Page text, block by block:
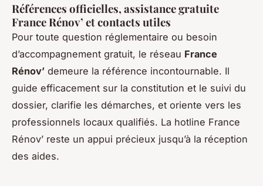
Références officielles, assistance gratuite
France Rénov’ et contacts utiles
Pour toute question réglementaire ou besoin
d’accompagnement gratuit, le réseau France
Rénov’ demeure la référence incontournable. Il
guide efficacement sur la constitution et le suivi du
dossier, clarifie les démarches, et oriente vers les
professionnels locaux qualifiés. La hotline France
Rénov’ reste un appui précieux jusqu’à la réception
des aides.